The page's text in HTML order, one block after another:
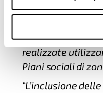
auspichiamo
producano
dopo
realizzate
Piani sociali di
“L’inclusione